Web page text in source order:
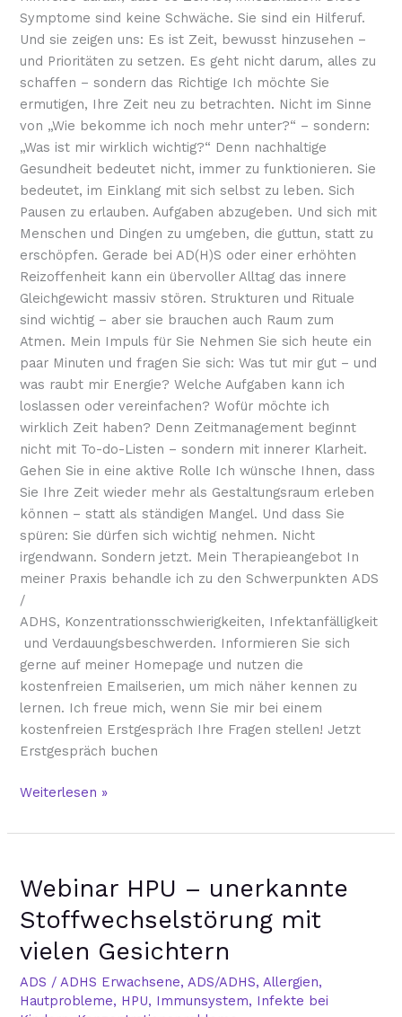
Symptome sind keine Schwäche. Sie sind ein Hilferuf.
Und sie zeigen uns: Es ist Zeit, bewusst hinzusehen –
und Prioritäten zu setzen. Es geht nicht darum, alles zu
schaffen – sondern das Richtige Ich möchte Sie
ermutigen, Ihre Zeit neu zu betrachten. Nicht im Sinne
von „Wie bekomme ich noch mehr unter?“ – sondern:
„Was ist mir wirklich wichtig?“ Denn nachhaltige
Gesundheit bedeutet nicht, immer zu funktionieren. Sie
bedeutet, im Einklang mit sich selbst zu leben. Sich
Pausen zu erlauben. Aufgaben abzugeben. Und sich mit
Menschen und Dingen zu umgeben, die guttun, statt zu
erschöpfen. Gerade bei AD(H)S oder einer erhöhten
Reizoffenheit kann ein übervoller Alltag das innere
Gleichgewicht massiv stören. Strukturen und Rituale
sind wichtig – aber sie brauchen auch Raum zum
Atmen. Mein Impuls für Sie Nehmen Sie sich heute ein
paar Minuten und fragen Sie sich: Was tut mir gut – und
was raubt mir Energie? Welche Aufgaben kann ich
loslassen oder vereinfachen? Wofür möchte ich
wirklich Zeit haben? Denn Zeitmanagement beginnt
nicht mit To-do-Listen – sondern mit innerer Klarheit.
Gehen Sie in eine aktive Rolle Ich wünsche Ihnen, dass
Sie Ihre Zeit wieder mehr als Gestaltungsraum erleben
können – statt als ständigen Mangel. Und dass Sie
spüren: Sie dürfen sich wichtig nehmen. Nicht
irgendwann. Sondern jetzt. Mein Therapieangebot In
meiner Praxis behandle ich zu den Schwerpunkten ADS
/
ADHS, Konzentrationsschwierigkeiten, Infektanfälligkeit
und Verdauungsbeschwerden. Informieren Sie sich
gerne auf meiner Homepage und nutzen die
kostenfreien Emailserien, um mich näher kennen zu
lernen. Ich freue mich, wenn Sie mir bei einem
kostenfreien Erstgespräch Ihre Fragen stellen! Jetzt
Erstgespräch buchen
Weiterlesen »
Webinar HPU – unerkannte
Stoffwechselstörung mit
vielen Gesichtern
ADS / ADHS Erwachsene,ADS/ADHS,Allergien,
Hautprobleme, HPU, Immunsystem, Infekte bei
HPU
unerkannte
Stoffwechselstörung
vielen